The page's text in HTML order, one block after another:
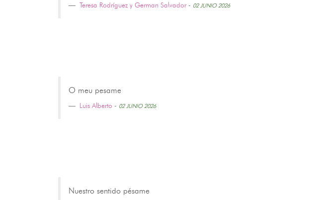
Teresa Rodríguez y German Salvador- 02 JUNIO 2026
O meu pesame
Luis Alberto - 02 JUNIO 2026
Nuestro sentido pésame